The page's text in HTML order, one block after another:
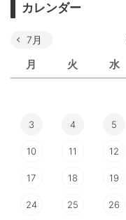
カレンダー
月 火 水
7月
3 4 5
10 11 12
17 18 19
24 25 26